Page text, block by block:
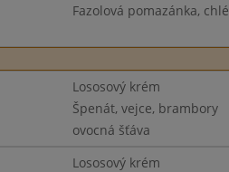
Fazolová pomazánka,
Lososový krém
Špenát, vejce, brambory
ovocná šťáva
Lososový krém